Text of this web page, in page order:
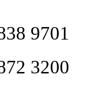
9701
3200